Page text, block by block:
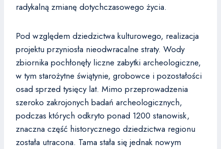
radykalną zmianę dotychczasowego życia.
Pod względem dziedzictwa kulturowego, realizacja
projektu przyniosła nieodwracalne straty. Wody
zbiornika pochłonęły liczne zabytki archeologiczne,
w tym starożytne świątynie, grobowce i pozostałości
osad sprzed tysięcy lat. Mimo przeprowadzenia
szeroko zakrojonych badań archeologicznych,
podczas których odkryto ponad 1200 stanowisk,
znaczna część historycznego dziedzictwa regionu
została utracona. Tama stała się jednak nowym